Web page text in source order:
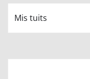
Mis tuits